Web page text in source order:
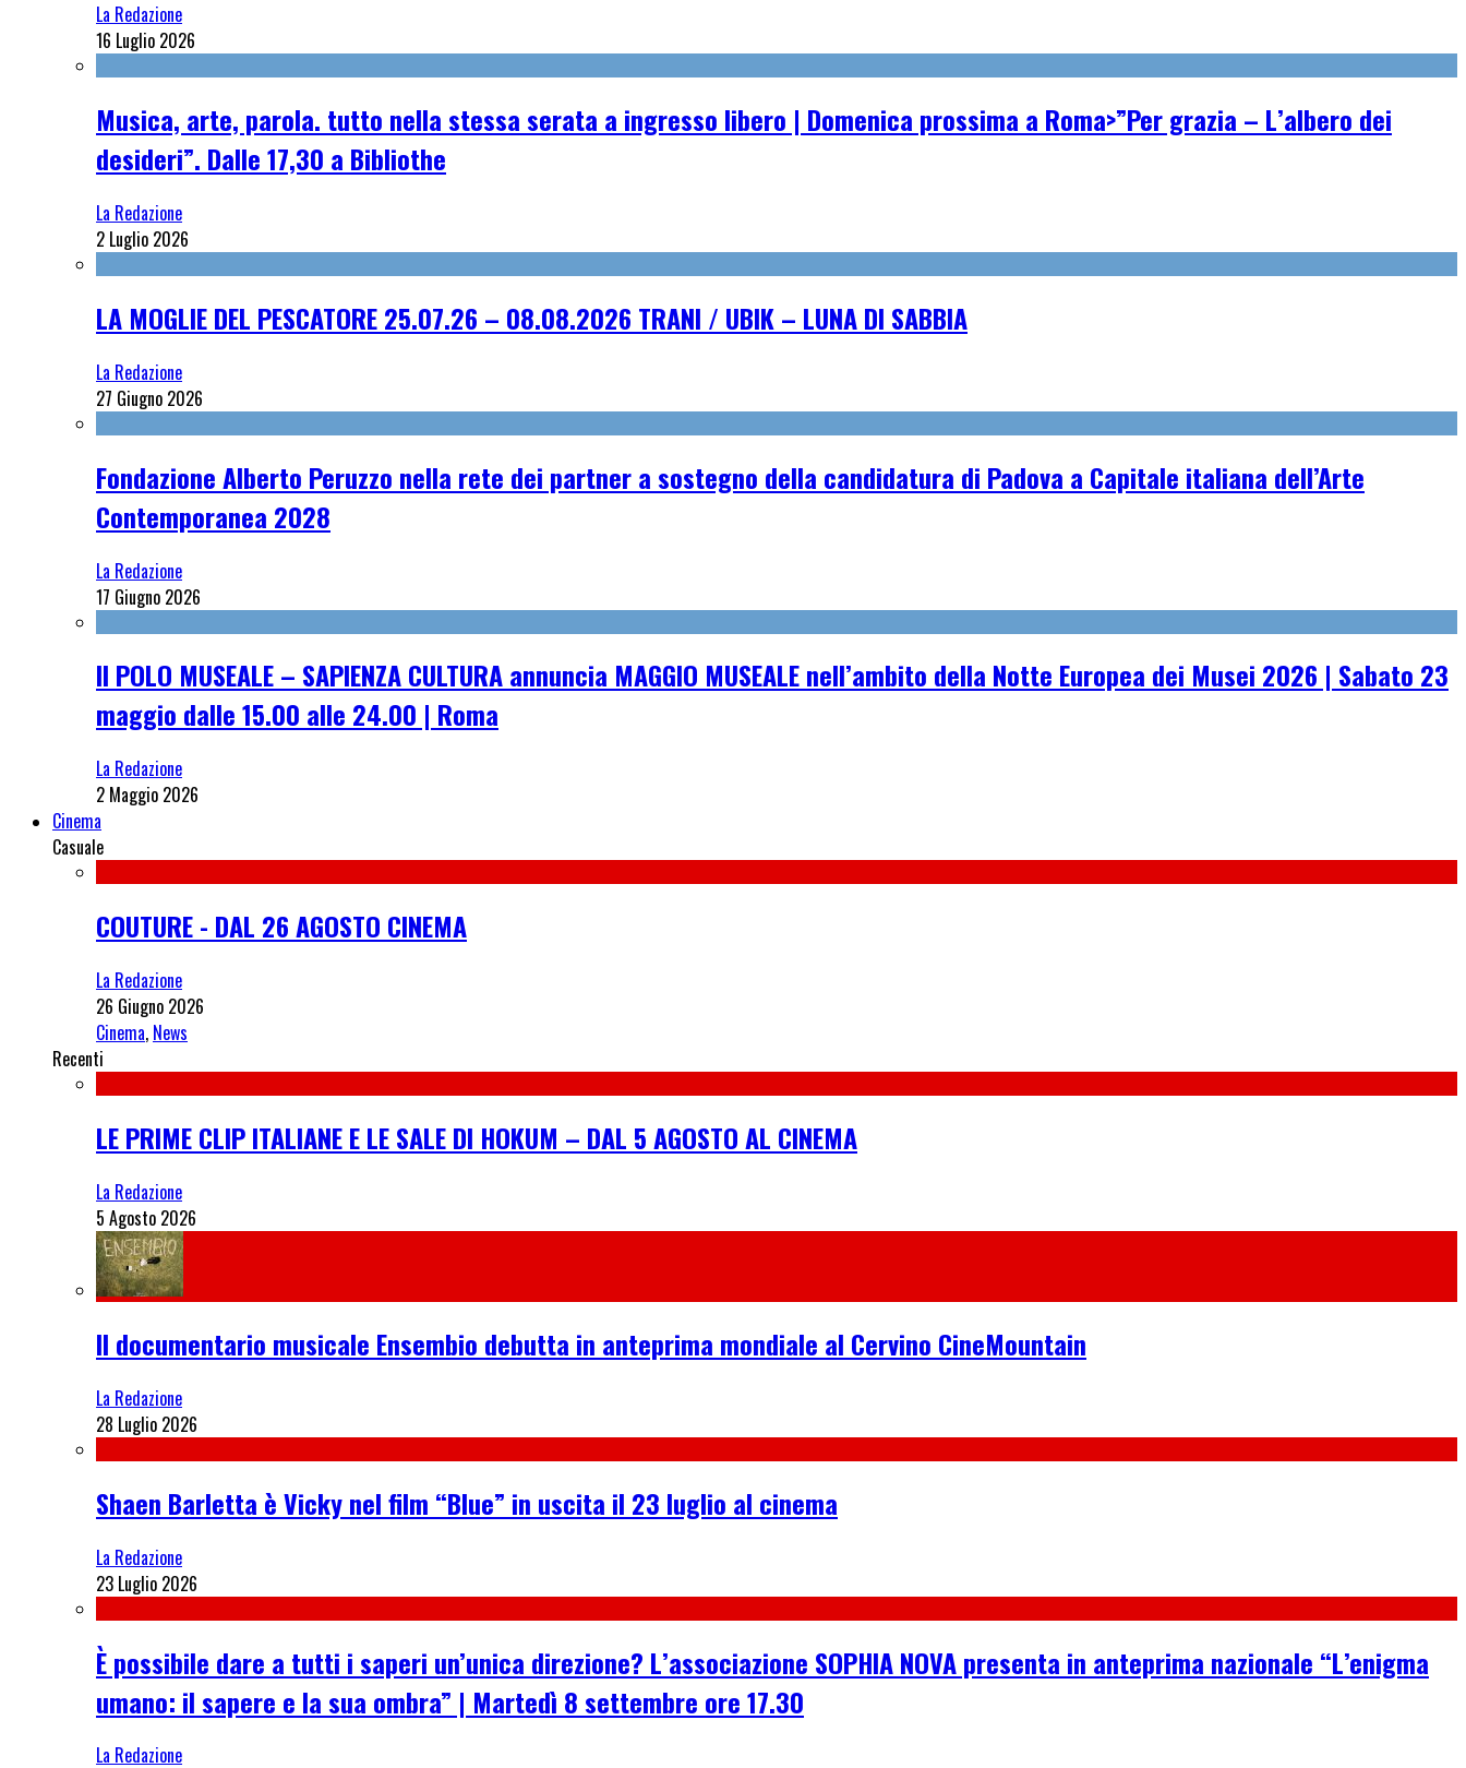
La Redazione
16 Luglio 2026
Musica, arte, parola. tutto nella stessa serata a ingresso libero | Domenica prossima a Roma>”Per grazia – L’albero dei
desideri”. Dalle 17,30 a Bibliothe
La Redazione
2 Luglio 2026
LA MOGLIE DEL PESCATORE 25.07.26 – 08.08.2026 TRANI / UBIK – LUNA DI SABBIA
La Redazione
27 Giugno 2026
Fondazione Alberto Peruzzo nella rete dei partner a sostegno della candidatura di Padova a Capitale italiana dell’Arte
Contemporanea 2028
La Redazione
17 Giugno 2026
Il POLO MUSEALE – SAPIENZA CULTURA annuncia MAGGIO MUSEALE nell’ambito della Notte Europea dei Musei 2026 | Sabato 23
maggio dalle 15.00 alle 24.00 | Roma
La Redazione
2 Maggio 2026
Cinema
Casuale
COUTURE - DAL 26 AGOSTO CINEMA
La Redazione
26 Giugno 2026
Cinema, News
Recenti
LE PRIME CLIP ITALIANE E LE SALE DI HOKUM – DAL 5 AGOSTO AL CINEMA
La Redazione
5 Agosto 2026
Il documentario musicale Ensembio debutta in anteprima mondiale al Cervino CineMountain
La Redazione
28 Luglio 2026
Shaen Barletta è Vicky nel film “Blue” in uscita il 23 luglio al cinema
La Redazione
23 Luglio 2026
È possibile dare a tutti i saperi un’unica direzione? L’associazione SOPHIA NOVA presenta in anteprima nazionale “L’enigma
umano: il sapere e la sua ombra” | Martedì 8 settembre ore 17.30
La Redazione